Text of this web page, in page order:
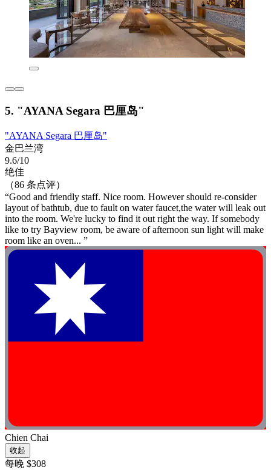
5. "AYANA Segara 巴厘岛"
"AYANA Segara 巴厘岛"
金巴兰湾
9.6/10
绝佳
（86 条点评）
“Good and friendly staff. Nice room. However should re-consider
layout of bathtub, due to fault on water faucet,the water will leak out
into the room. We're lucky to find it out right the way. If somebody
like to try Bayview room, be aware of afternoon sun light will make
room like an oven... ”
Chien Chai
收起
每晚 $308